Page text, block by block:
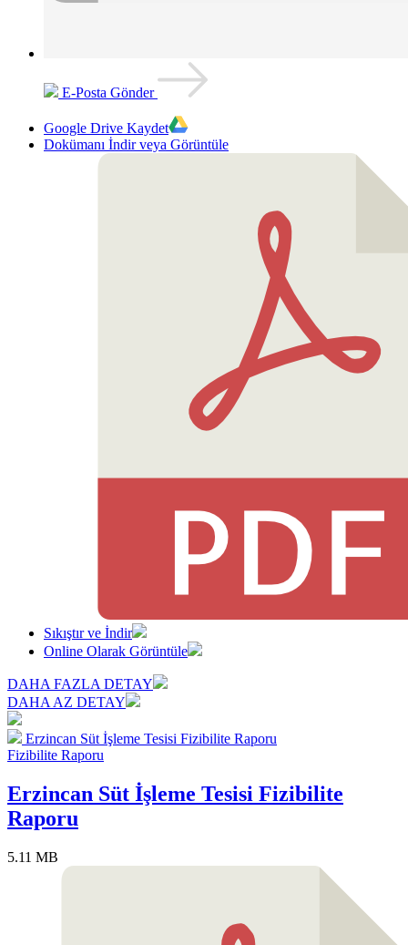
E-Posta Gönder
Google Drive Kaydet
Dokümanı İndir veya Görüntüle
Sıkıştır ve İndir
Online Olarak Görüntüle
DAHA FAZLA DETAY
DAHA AZ DETAY
Erzincan Süt İşleme Tesisi Fizibilite Raporu
Fizibilite Raporu
Erzincan Süt İşleme Tesisi Fizibilite
Raporu
5.11 MB